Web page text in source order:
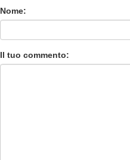
Nome:
Il tuo commento: